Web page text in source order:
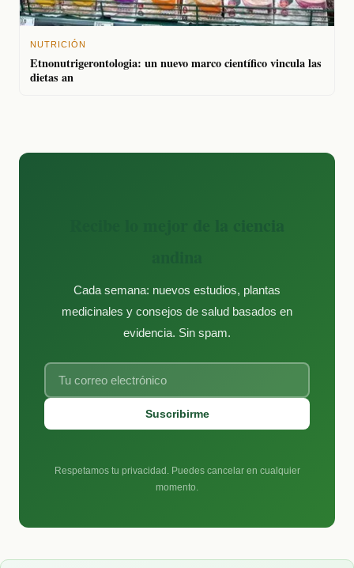
NUTRICIÓN
Etnonutrigerontologia: un nuevo marco científico vincula las
dietas an
Cada semana: nuevos estudios, plantas
medicinales y consejos de salud basados en
evidencia. Sin spam.
Suscribirme
Respetamos tu privacidad. Puedes cancelar en cualquier
momento.